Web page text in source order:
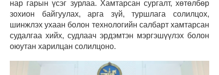
нар гарын үсэг зурлаа. Хамтарсан сургалт, хөтөлбөр
зохион байгуулах, арга зүй, туршлага солилцох,
шинжлэх ухаан болон технологийн салбарт хамтарсан
судалгаа хийх, судлаач эрдэмтэн мэргэшүүлэх болон
оюутан харилцан солилцоно.